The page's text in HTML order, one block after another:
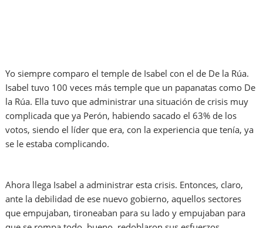
Yo siempre comparo el temple de Isabel con el de De la Rúa.
Isabel tuvo 100 veces más temple que un papanatas como De
la Rúa. Ella tuvo que administrar una situación de crisis muy
complicada que ya Perón, habiendo sacado el 63% de los
votos, siendo el líder que era, con la experiencia que tenía, ya
se le estaba complicando.
Ahora llega Isabel a administrar esta crisis. Entonces, claro,
ante la debilidad de ese nuevo gobierno, aquellos sectores
que empujaban, tironeaban para su lado y empujaban para